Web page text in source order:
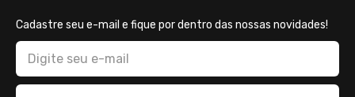
Cadastre seu e-mail e fique por dentro das nossas novidades!